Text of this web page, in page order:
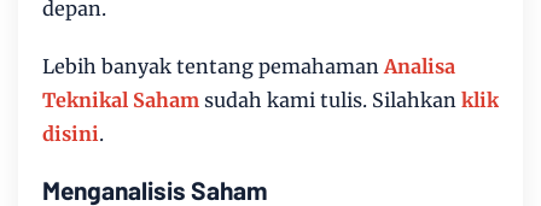
depan.
Lebih banyak tentang pemahamanAnalisa
Teknikal Saham sudah kami tulis. Silahkan klik
disini.
Menganalisis Saham